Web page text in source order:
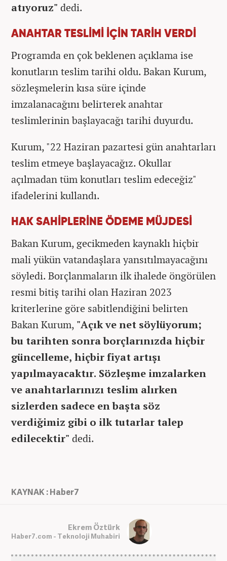
atıyoruz" dedi.
ANAHTAR TESLİMİ İÇİN TARİH VERDİ
Programda en çok beklenen açıklama ise
konutların teslim tarihi oldu. Bakan Kurum,
sözleşmelerin kısa süre içinde
imzalanacağını belirterek anahtar
teslimlerinin başlayacağı tarihi duyurdu.
Kurum, "22 Haziran pazartesi gün anahtarları
teslim etmeye başlayacağız. Okullar
açılmadan tüm konutları teslim edeceğiz"
ifadelerini kullandı.
HAK SAHİPLERİNE ÖDEME MÜJDESİ
Bakan Kurum, gecikmeden kaynaklı hiçbir
mali yükün vatandaşlara yansıtılmayacağını
söyledi. Borçlanmaların ilk ihalede öngörülen
resmi bitiş tarihi olan Haziran 2023
kriterlerine göre sabitlendiğini belirten
Bakan Kurum, "Açık ve net söylüyorum;
bu tarihten sonra borçlarınızda hiçbir
güncelleme, hiçbir fiyat artışı
yapılmayacaktır. Sözleşme imzalarken
ve anahtarlarınızı teslim alırken
sizlerden sadece en başta söz
verdiğimiz gibi o ilk tutarlar talep
edilecektir" dedi.
KAYNAK : Haber7
Ekrem Öztürk
Haber7.com - Teknoloji Muhabiri